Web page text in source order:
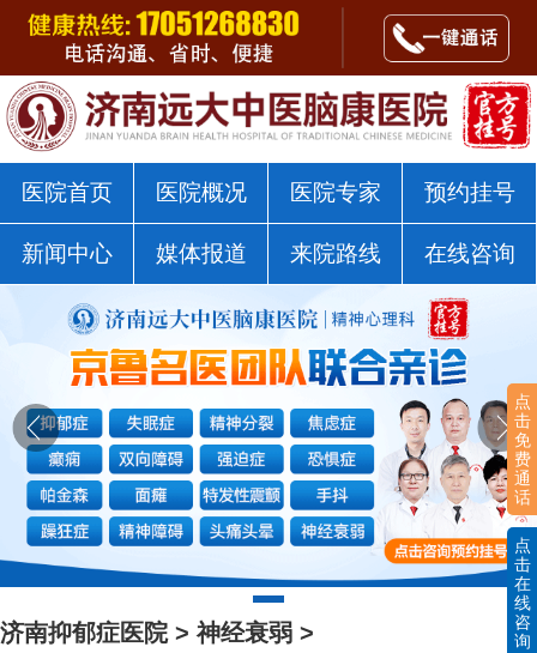
医院首页 医院概况 医院专家 预约挂号
新闻中心 媒体报道 来院路线 在线咨询
济南抑郁症医院>神经衰弱 >
郭树杰医师
济南远大中医脑康医院戒瘾科
点击咨询
点
击
免
费
通
话
点
击
在
线
咨
询